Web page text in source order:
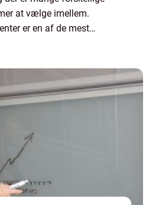
at vælge imellem.
er en af de mest